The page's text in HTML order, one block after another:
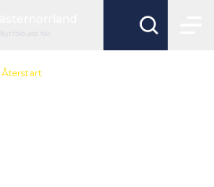
Byt förbund här
Återstart